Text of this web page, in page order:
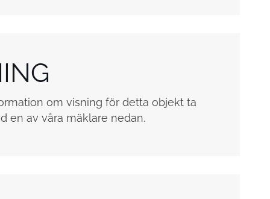
om visning för detta objekt ta
en av våra mäklare nedan.